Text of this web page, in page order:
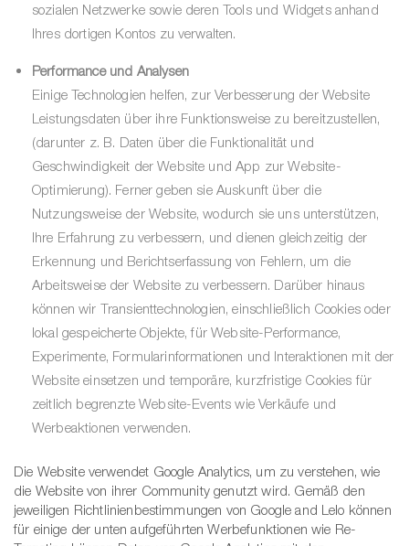
sozialen Netzwerke sowie deren Tools und Widgets anhand
Ihres dortigen Kontos zu verwalten.
Performance und Analysen
Einige Technologien helfen, zur Verbesserung der Website
Leistungsdaten über ihre Funktionsweise zu bereitzustellen,
(darunter z. B. Daten über die Funktionalität und
Geschwindigkeit der Website und App zur Website-
Optimierung). Ferner geben sie Auskunft über die
Nutzungsweise der Website, wodurch sie uns unterstützen,
Ihre Erfahrung zu verbessern, und dienen gleichzeitig der
Erkennung und Berichtserfassung von Fehlern, um die
Arbeitsweise der Website zu verbessern. Darüber hinaus
können wir Transienttechnologien, einschließlich Cookies oder
lokal gespeicherte Objekte, für Website-Performance,
Experimente, Formularinformationen und Interaktionen mit der
Website einsetzen und temporäre, kurzfristige Cookies für
zeitlich begrenzte Website-Events wie Verkäufe und
Werbeaktionen verwenden.
Die Website verwendet Google Analytics, um zu verstehen, wie
die Website von ihrer Community genutzt wird. Gemäß den
jeweiligen Richtlinienbestimmungen von Google and Lelo können
für einige der unten aufgeführten Werbefunktionen wie Re-